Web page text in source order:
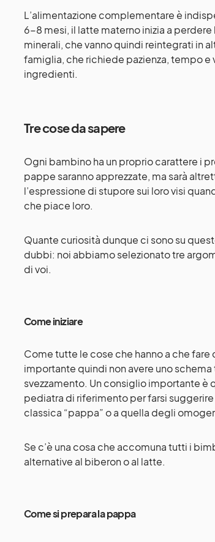
L’alimentazione complementare è
6-8 mesi, il latte materno inizia a
minerali, che vanno quindi reintegrati in
famiglia, che richiede pazienza, tempo
ingredienti.
Tre cose da sapere
Ogni bambino ha un proprio carattere i
pappe saranno apprezzate, ma sarà
l’espressione di stupore sui loro visi
che piace loro.
Quante curiosità dunque ci sono su
dubbi: noi abbiamo selezionato tre
di voi.
Come iniziare
Come tutte le cose che hanno a che
importante quindi non avere uno
svezzamento. Un consiglio importante è
pediatra di riferimento per farsi
classica “pappa” o a quella degli
Se c’è una cosa che accomuna tutti i
alternative al biberon o al latte.
Come si prepara la pappa